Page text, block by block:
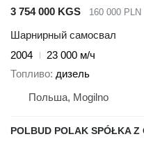
3 754 000 KGS
160 000 PLN
Шарнирный самосвал
2004
23 000 м/ч
Топливо дизель
Польша, Mogilno